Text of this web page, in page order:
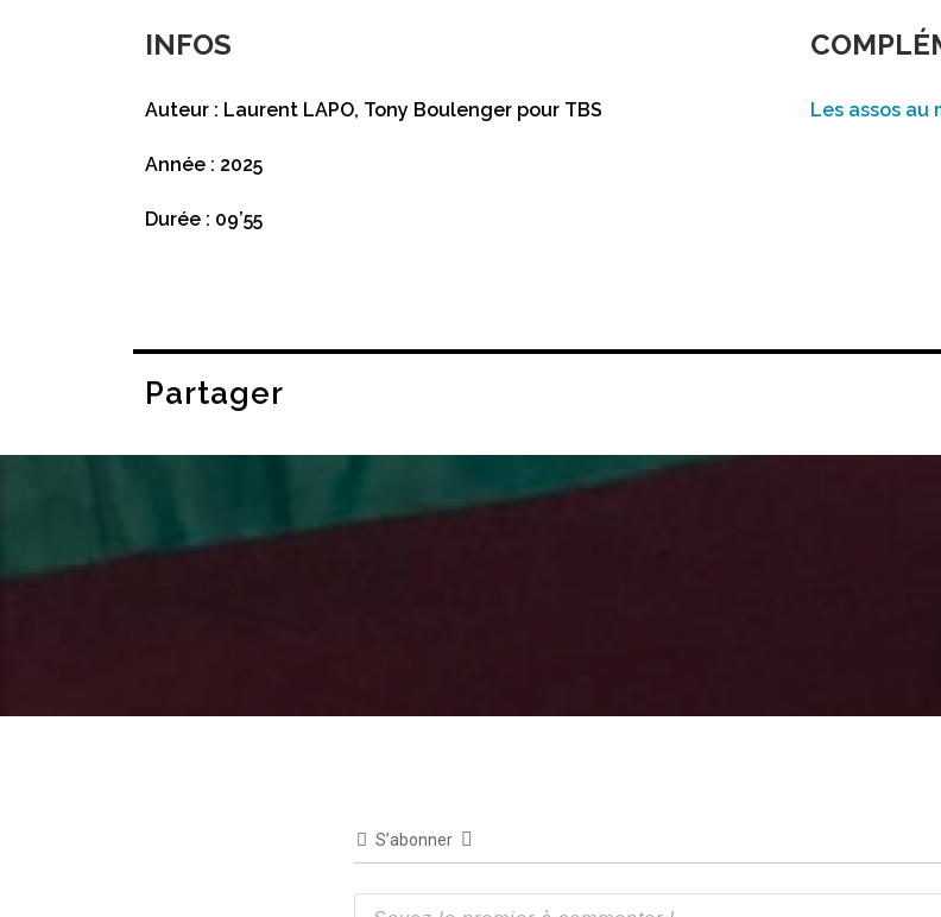
INFOS
Auteur : Laurent LAPO, Tony Boulenger pour TBS
Année : 2025
Durée : 09’55
Les assos au
Partager
S’abonner